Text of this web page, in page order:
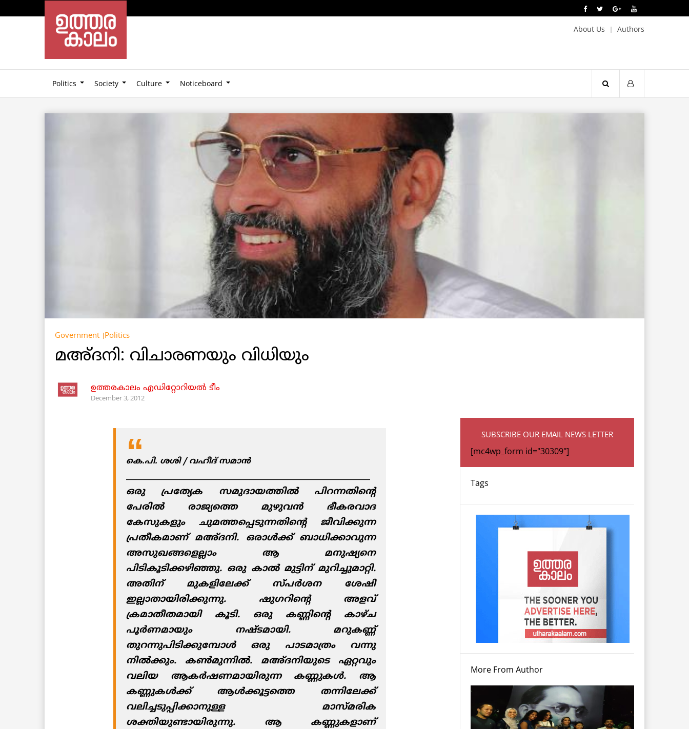
About Us Authors
Politics Society Culture Noticeboard
Government Politics
മഅ്ദനി: വിചാരണയും വിധിയും
ഉത്തരകാലം എഡിറ്റോറിയല്‍ ടീം
December 3, 2012
കെ.പി. ശശി / വഹീദ് സമാന്‍
ഒരു പ്രത്യേക സമുദായത്തില്‍ പിറന്നതിന്റെ
പേരില്‍ രാജ്യത്തെ മുഴുവന്‍ ഭീകരവാദ
കേസുകളും ചുമത്തപ്പെടുന്നതിന്റെ ജീവിക്കുന്ന
പ്രതീകമാണ് മഅ്ദനി. ഒരാള്‍ക്ക് ബാധിക്കാവുന്ന
അസുഖങ്ങളെല്ലാം ആ മനുഷ്യനെ
പിടികൂടിക്കഴിഞ്ഞു. ഒരു കാല്‍ മുട്ടിന് മുറിച്ചുമാറ്റി.
അതിന് മുകളിലേക്ക് സ്പര്‍ശന ശേഷി
ഇല്ലാതായിരിക്കുന്നു. ഷുഗറിന്റെ അളവ്
ക്രമാതീതമായി കൂടി. ഒരു കണ്ണിന്റെ കാഴ്ച
പൂര്‍ണമായും നഷ്ടമായി. മറുകണ്ണ്
തുറന്നുപിടിക്കുമ്പോള്‍ ഒരു പാടമാത്രം വന്നു
നില്‍ക്കും. കണ്‍മുന്നില്‍. മഅ്ദനിയുടെ ഏറ്റവും
വലിയ ആകര്‍ഷണമായിരുന്ന കണ്ണുകള്‍. ആ
കണ്ണുകള്‍ക്ക് ആള്‍ക്കൂട്ടത്തെ തന്നിലേക്ക്
വലിച്ചടുപ്പിക്കാനുള്ള മാസ്മരിക
ശക്തിയുണ്ടായിരുന്നു. ആ കണ്ണുകളാണ്
SUBSCRIBE OUR EMAIL NEWS LETTER
[mc4wp_form id="30309"]
Tags
More From Author